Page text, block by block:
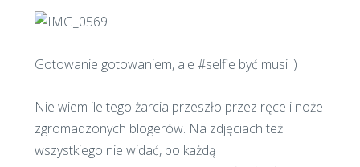
Gotowanie gotowaniem, ale #selfie być musi :)
Nie wiem ile tego żarcia przeszło przez ręce i noże
zgromadzonych blogerów. Na zdjęciach też
wszystkiego nie widać, bo każdą